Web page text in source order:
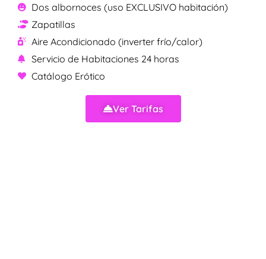
Dos albornoces (uso EXCLUSIVO habitación)
Zapatillas
Aire Acondicionado (inverter frío/calor)
Servicio de Habitaciones 24 horas
Catálogo Erótico
Ver Tarifas